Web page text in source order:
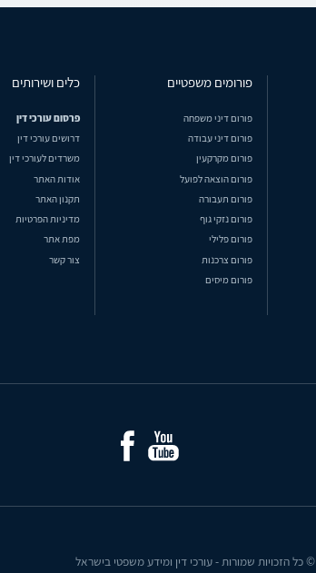
פורומים משפטיים
פורום דיני משפחה
פורום דיני עבודה
פורום מקרקעין
פורום הוצאה לפועל
פורום תעבורה
פורום נזקי גוף
פורום פלילי
פורום צרכנות
פורום מיסים
כלים ושירותים
פרסום עורכי דין
דרושים עורכי דין
משרדים לעורכי דין
אודות האתר
תקנון האתר
מדיניות הפרטיות
מפת אתר
צור קשר
© כל הזכויות שמורות - עורכי דין ומידע משפטי בישראל